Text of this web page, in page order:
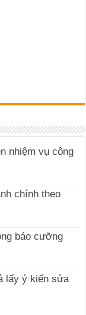
nhiệm vụ công
chính theo
báo cưỡng
lấy ý kiến sửa